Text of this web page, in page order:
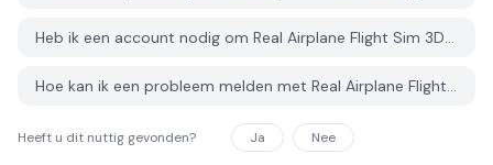
Heb ik een account nodig om Real Airplane Flight Sim 3D van PGYER APK HUB te downloaden?
Hoe kan ik een probleem melden met Real Airplane Flight Sim 3D op PGYER APK HUB?
Heeft u dit nuttig gevonden? Ja Nee